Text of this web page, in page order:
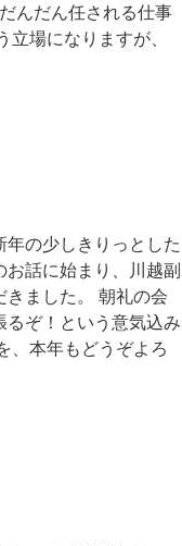
んだん任される仕事
場になりますが、
の少しきりっとした
話に始まり、川越副
ました。 朝礼の会
ぞ！という意気込み
、本年もどうぞよろ